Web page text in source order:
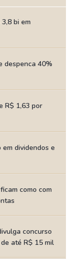
bi em
despenca 40%
R$ 1,63 por
dividendos e
como com
concurso
até R$ 15 mil